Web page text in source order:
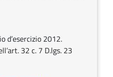
d’esercizio 2012.
32 c. 7 D.lgs. 23